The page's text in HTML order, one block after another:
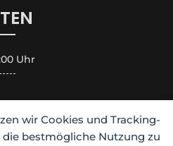
wir Cookies und Tracking-
bestmögliche Nutzung zu
Uhr